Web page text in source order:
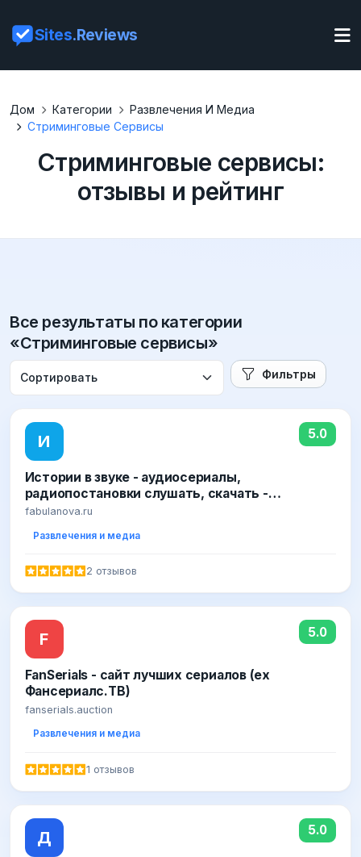
Sites.Reviews
Дом Категории
Развлечения И Медиа
Стриминговые Сервисы
Стриминговые сервисы:
отзывы и рейтинг
Все результаты по категории
«Стриминговые сервисы»
Фильтры
И 5.0
Истории в звуке - аудиосериалы,
радиопостановки слушать, скачать -
FabulaNova
fabulanova.ru
Развлечения и медиа
2 отзывов
F 5.0
FanSerials - сайт лучших сериалов (ex
Фансериалс.ТВ)
fanserials.auction
Развлечения и медиа
1 отзывов
Д 5.0